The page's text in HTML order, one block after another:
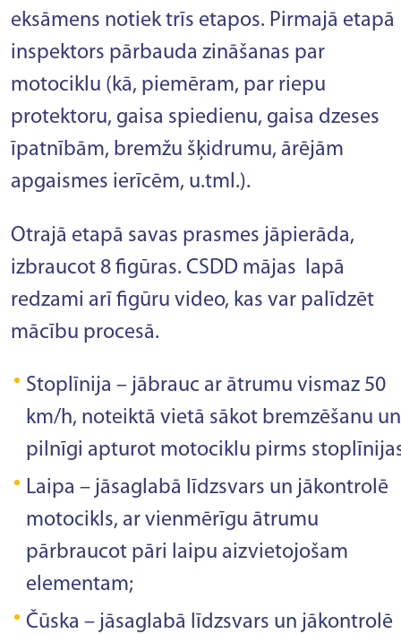
eksāmens notiek trīs etapos. Pirmajā etapā
inspektors pārbauda zināšanas par
motociklu (kā, piemēram, par riepu
protektoru, gaisa spiedienu, gaisa dzeses
īpatnībām, bremžu šķidrumu, ārējām
apgaismes ierīcēm, u.tml.).
Otrajā etapā savas prasmes jāpierāda,
izbraucot 8 figūras. CSDD mājas lapā
redzami arī figūru video, kas var palīdzēt
mācību procesā.
Stoplīnija – jābrauc ar ātrumu vismaz 50
km/h, noteiktā vietā sākot bremzēšanu un
pilnīgi apturot motociklu pirms
Laipa – jāsaglabā līdzsvars un jākontrolē
motocikls, ar vienmērīgu ātrumu
pārbraucot pāri laipu aizvietojošam
elementam;
Čūska – jāsaglabā līdzsvars un jākontrolē